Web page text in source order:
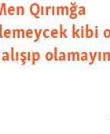
Qırımğa
kibi